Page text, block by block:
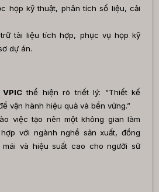
họp kỹ thuật, phân tích số liệu, cải
tài liệu tích hợp, phục vụ họp kỹ
dự án.
VPICthể hiện rõ triết lý: “Thiết kế
vận hành hiệu quả và bền vững.”
việc tạo nên một không gian làm
với ngành nghề sản xuất, đồng
mái và hiệu suất cao cho người sử